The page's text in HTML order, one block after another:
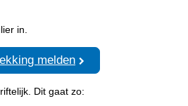
in.
melden
Dit gaat zo: